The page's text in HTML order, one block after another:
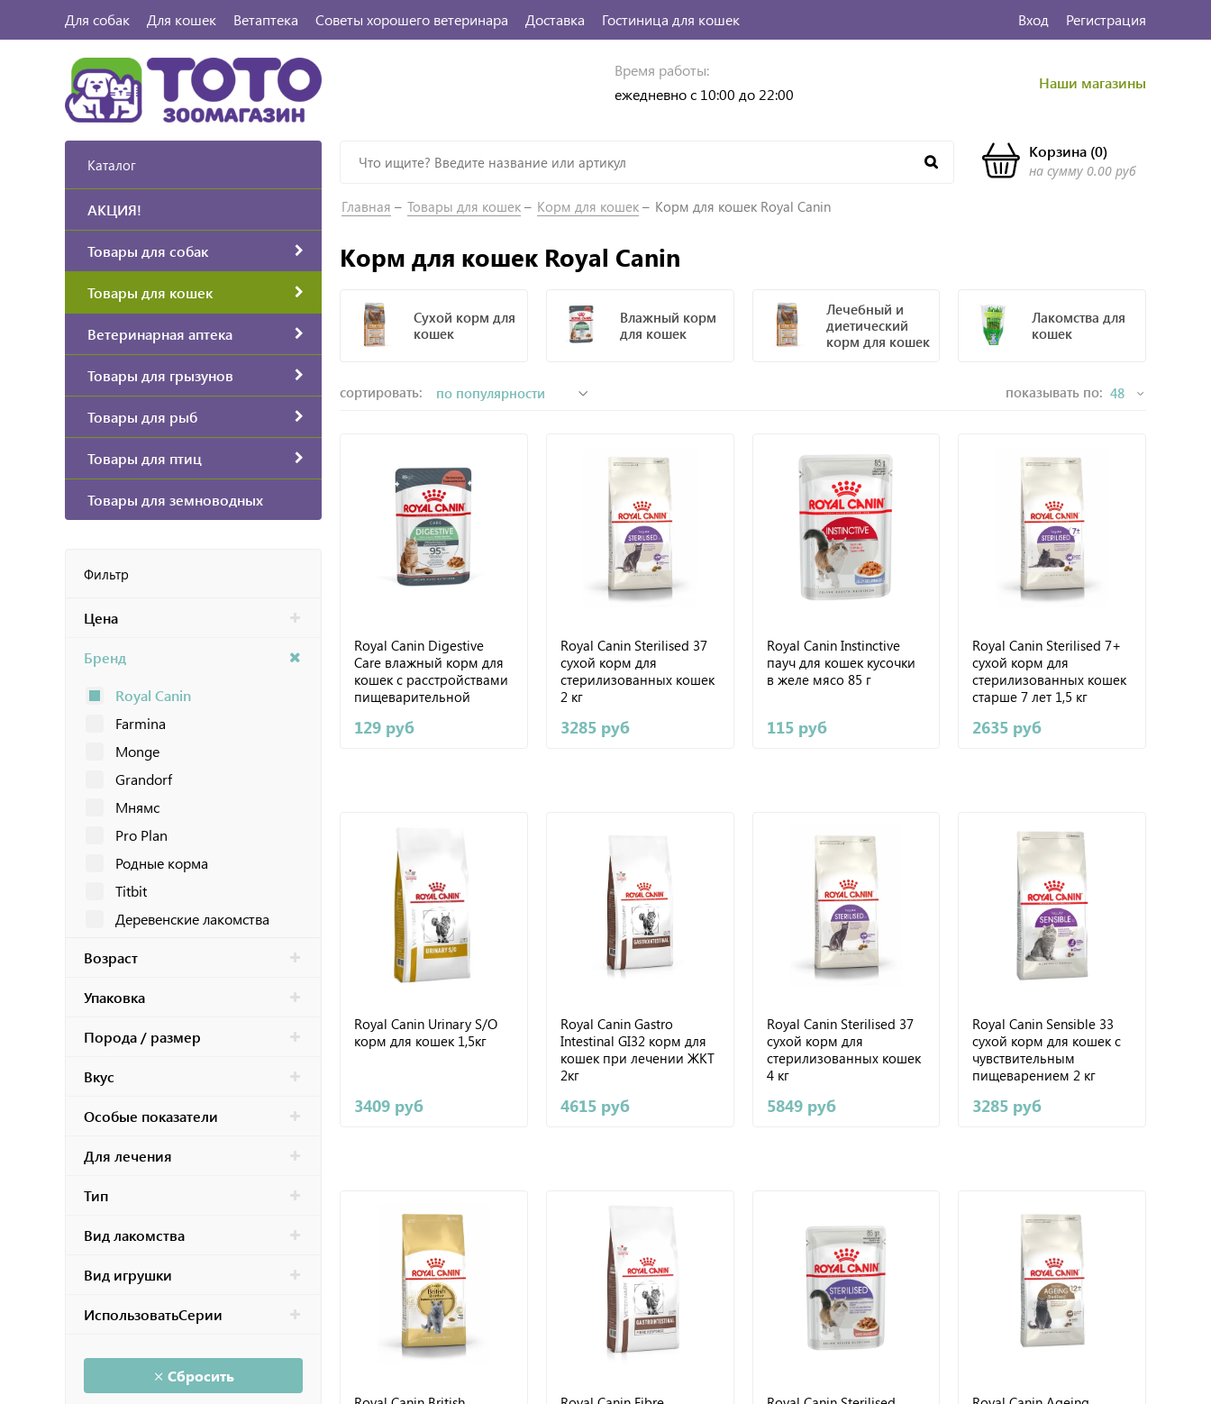
Для собак Для кошек Ветаптека Советы хорошего ветеринара Доставка Гостиница для кошек Вход Регистрация
Время работы:
ежедневно с 10:00 до 22:00
Наши магазины
Корзина(0)
на сумму 0.00 руб
Каталог
АКЦИЯ!
Товары для собак
Товары для кошек
Ветеринарная аптека
Товары для грызунов
Товары для рыб
Товары для птиц
Товары для земноводных
Фильтр
Цена
Бренд
Royal Canin
Farmina
Monge
Grandorf
Мнямс
Pro Plan
Родные корма
Titbit
Деревенские лакомства
Sheba
Gourmet
Best Dinner
Pettric
МЯУГАВ
ZooRing
Возраст
Упаковка
Порода / размер
Вкус
Особые показатели
Для лечения
Тип
Вид лакомства
Вид игрушки
ИспользоватьСерии
Сбросить
Главная Товары для кошек Корм для кошек Корм для кошек Royal Canin
Корм для кошек Royal Canin
Сухой корм для
кошек
Влажный корм
для кошек
Лечебный и
диетический
корм для кошек
Лакомства для
кошек
сортировать: показывать по:
Royal Canin Digestive
Care влажный корм для
кошек с расстройствами
пищеварительной
129 руб
Royal Canin Sterilised 37
сухой корм для
стерилизованных кошек
2 кг
3285 руб
Royal Canin Instinctive
пауч для кошек кусочки
в желе мясо 85 г
115 руб
Royal Canin Sterilised 7+
сухой корм для
стерилизованных кошек
старше 7 лет 1,5 кг
2635 руб
Royal Canin Urinary S/O
корм для кошек 1,5кг
3409 руб
Royal Canin Gastro
Intestinal GI32 корм для
кошек при лечении ЖКТ
2кг
4615 руб
Royal Canin Sterilised 37
сухой корм для
стерилизованных кошек
4 кг
5849 руб
Royal Canin Sensible 33
сухой корм для кошек с
чувствительным
пищеварением 2 кг
3285 руб